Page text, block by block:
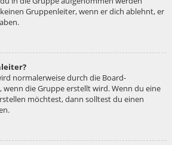
Gruppenleiter, wenn er dich ablehnt, er
normalerweise durch die Board-
die Gruppe erstellt wird. Wenn du eine
möchtest, dann solltest du einen